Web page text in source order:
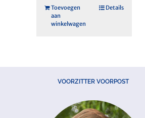
Toevoegen
aan
winkelwagen
Details
VOORZITTER VOORPOST